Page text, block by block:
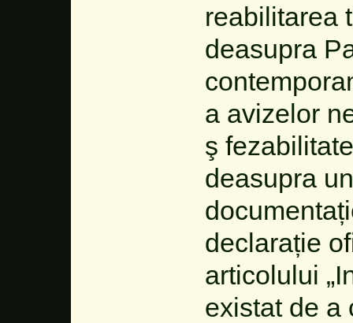
reabilitarea
deasupra
a avizelor
ş
deasupra
declarație
articolului
existat de a